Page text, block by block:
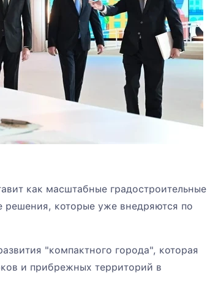
как масштабные градостроительные
решения, которые уже внедряются по
"компактного города", которая
и прибрежных территорий в